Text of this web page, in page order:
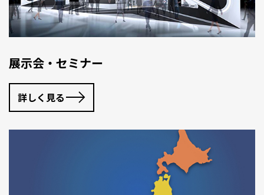
展示会・セミナー
詳しく見る